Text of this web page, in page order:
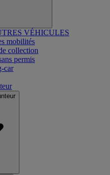
VÉHICULES
mobilités
collection
permis
car